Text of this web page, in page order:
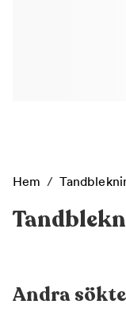
Hem /
Andra